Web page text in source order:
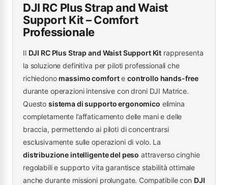
DJI RC Plus Strap and Waist
Support Kit – Comfort
Professionale
Il DJI RC Plus Strap and Waist Support Kit rappresenta
la soluzione definitiva per piloti professionali che
richiedono massimo comforte controllo hands-free
durante operazioni intensive con droni DJI Matrice.
Questosistema di supporto ergonomico elimina
completamente l’affaticamento delle mani e delle
braccia, permettendo ai piloti di concentrarsi
esclusivamente sulle operazioni di volo. La
distribuzione intelligente del peso attraverso cinghie
regolabili e supporto vita garantisce stabilità ottimale
anche durante missioni prolungate. Compatibile con DJI